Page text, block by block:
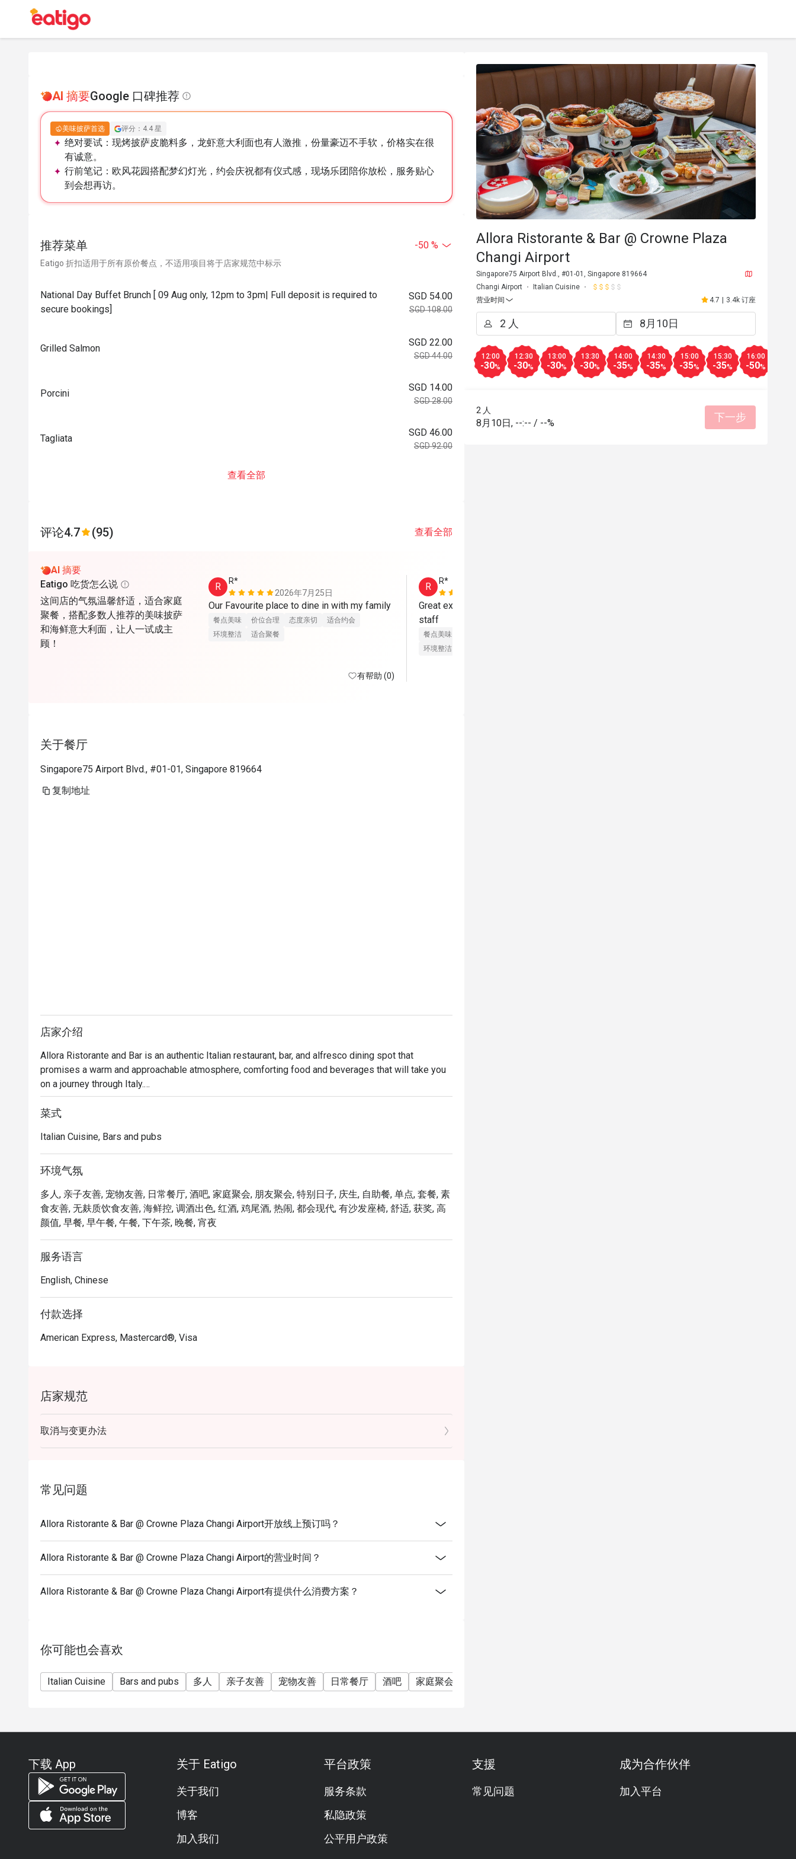
AI 摘要Google 口碑推荐
美味披萨首选 评分：4.4 星
绝对要试： 现烤披萨皮脆料多，龙虾意大利面也有人激推，份量豪迈不手软，价格实在很
有诚意。
行前笔记： 欧风花园搭配梦幻灯光，约会庆祝都有仪式感，现场乐团陪你放松，服务贴心
到会想再访。
推荐菜单 -50 %
Eatigo 折扣适用于所有原价餐点，不适用项目将于店家规范中标示
National Day Buffet Brunch [ 09 Aug only, 12pm to 3pm| Full deposit is required to
secure bookings]
SGD 54.00
SGD 108.00
Grilled Salmon
SGD 22.00
SGD 44.00
Porcini
SGD 14.00
SGD 28.00
Tagliata
SGD 46.00
SGD 92.00
查看全部
评论4.7 (95) 查看全部
AI 摘要
Eatigo 吃货怎么说
这间店的气氛温馨舒适，适合家庭
聚餐，搭配多数人推荐的美味披萨
和海鲜意大利面，让人一试成主
顾！
R
R*
2026年7月25日
Our Favourite place to dine in with my family
餐点美味 价位合理 态度亲切
适合约会
环境整洁
适合聚餐
有帮助 (0)
R
R*
Great experience with a friendly and Helpful
staff
餐点美味
环境整洁
关于餐厅
Singapore75 Airport Blvd., #01-01, Singapore 819664
复制地址
店家介绍
Allora Ristorante and Bar is an authentic Italian restaurant, bar, and alfresco dining spot that
promises a warm and approachable atmosphere, comforting food and beverages that will take you
on a journey through Italy.
Choose your preferred ambiance from various spaces, including the chic dining room, vibrant lobby
Allora serves up comfort food with authentic Italian flair. The lavish spread features handcrafted
pizzas, artisanal pastas, enticing antipasti, and an extensive selection of wines and cocktails.
At the helm of Allora's culinary expertise is Chef Stefano Sanna, a globetrotting culinary artist with
over a decade of experience. Chef Stefano harmoniously blends the flavours of both Northern and
Southern Italy to curate a comprehensive Italian dining concept.
菜式
Italian Cuisine, Bars and pubs
环境气氛
多人, 亲子友善, 宠物友善, 日常餐厅, 酒吧, 家庭聚会, 朋友聚会, 特别日子, 庆生, 自助餐, 单点, 套餐, 素
食友善, 无麸质饮食友善, 海鲜控, 调酒出色, 红酒, 鸡尾酒, 热闹, 都会现代, 有沙发座椅, 舒适, 获奖, 高
颜值, 早餐, 早午餐, 午餐, 下午茶, 晚餐, 宵夜
服务语言
English, Chinese
付款选择
American Express, Mastercard®, Visa
店家规范
取消与变更办法
常见问题
Allora Ristorante & Bar @ Crowne Plaza Changi Airport开放线上预订吗？
Allora Ristorante & Bar @ Crowne Plaza Changi Airport的营业时间？
Allora Ristorante & Bar @ Crowne Plaza Changi Airport有提供什么消费方案？
你可能也会喜欢
Italian Cuisine Bars and pubs 多人 亲子友善 宠物友善 日常餐厅 酒吧 家庭聚会
Allora Ristorante & Bar @ Crowne Plaza
Changi Airport
Singapore75 Airport Blvd., #01-01, Singapore 819664
Changi Airport
Italian Cuisine
营业时间
4.7 3.4k 订座
12:00
-30%
12:30
-30%
13:00
-30%
13:30
-30%
14:00
-35%
14:30
-35%
15:00
-35%
15:30
-35%
16:00
-50%
2 人
8月10日 , --:-- / --% 下一步
下载 App 关于 Eatigo
关于我们
博客
加入我们
平台政策
服务条款
私隐政策
公平用户政策
支援
常见问题
成为合作伙伴
加入平台